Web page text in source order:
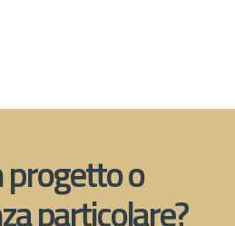
progetto o
particolare?